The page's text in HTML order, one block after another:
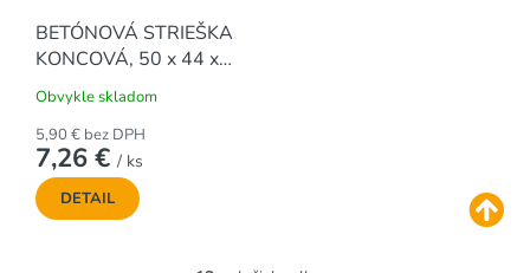
BETÓNOVÁ STRIEŠKA
KONCOVÁ, 50 x 44 x
6.0 cm, ŠIKMÁ
Obvykle skladom
5,90 € bez DPH
7,26 € / ks
DETAIL